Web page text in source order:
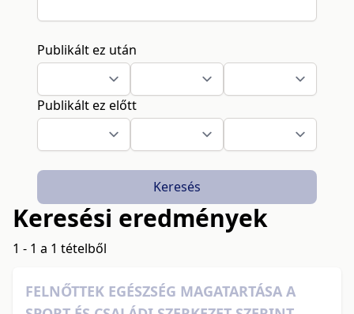
Publikált ez után
Publikált ez előtt
Keresés
Keresési eredmények
1 - 1 a 1 tételből
FELNŐTTEK EGÉSZSÉG MAGATARTÁSA A